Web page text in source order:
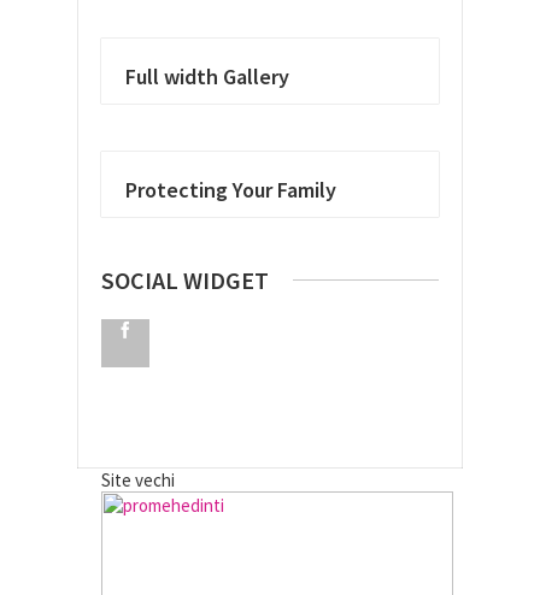
Full width Gallery
Protecting Your Family
SOCIAL WIDGET
Site vechi